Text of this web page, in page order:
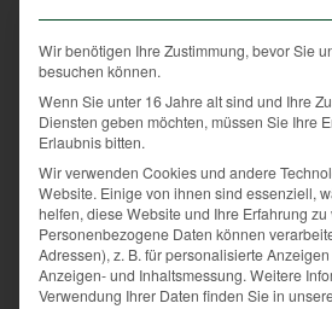
Unterschlupf in KFZ, denn sie
im Auto toll: Dort ist es gerade in
Jahreszeiten warm, erholen sich
und finden Schutz.
Entgegen des weit verbreiteten
frechen Räuber die Kabeln aus
anknabbern, hängt das
Wir benötigen Ihre Zustimmung, bevor Sie
besuchen können.
Wenn Sie unter 16 Jahre alt sind und Ihre
Diensten geben möchten, müssen Sie Ihre
Erlaubnis bitten.
Wir verwenden Cookies und andere
Website. Einige von ihnen sind essenziell,
helfen, diese Website und Ihre Erfahrung zu
Personenbezogene Daten können
Adressen), z. B. für personalisierte
Anzeigen- und Inhaltsmessung. Weitere
Verwendung Ihrer Daten finden Sie in